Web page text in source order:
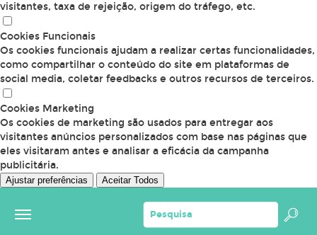
visitantes, taxa de rejeição, origem do tráfego, etc.
Cookies Funcionais
Os cookies funcionais ajudam a realizar certas funcionalidades,
como compartilhar o conteúdo do site em plataformas de
social media, coletar feedbacks e outros recursos de terceiros.
Cookies Marketing
Os cookies de marketing são usados para entregar aos
visitantes anúncios personalizados com base nas páginas que
eles visitaram antes e analisar a eficácia da campanha
publicitária.
Ajustar preferências Aceitar Todos